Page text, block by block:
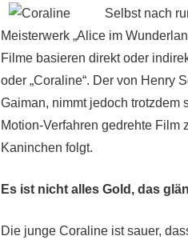
Selbst nach
Meisterwerk „Alice im
Filme basieren direkt oder
oder „Coraline“. Der von Henry
Gaiman, nimmt jedoch trotzdem
Motion-Verfahren gedrehte
Kaninchen folgt.
Es ist nicht alles Gold, das
Die junge Coraline ist sauer,